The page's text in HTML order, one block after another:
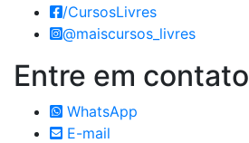
/CursosLivres
@maiscursos_livres
Entre em contato
WhatsApp
E-mail